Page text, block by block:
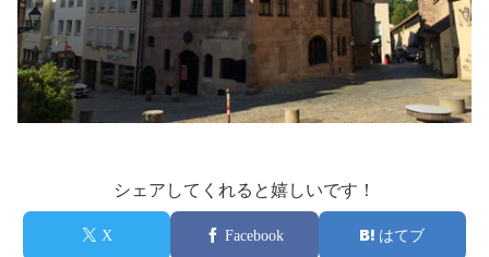
シェアしてくれると嬉しいです！
X Facebook はてブ